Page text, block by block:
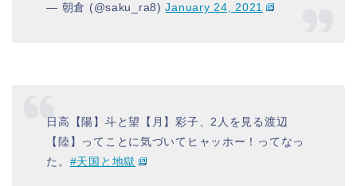
— 朝倉 (@saku_ra8)January 24, 2021
日高【陽】斗と望【月】彩子、2人を見る渡辺
【陸】ってことに気づいてヒャッホー！ってなっ
た。 #天国と地獄